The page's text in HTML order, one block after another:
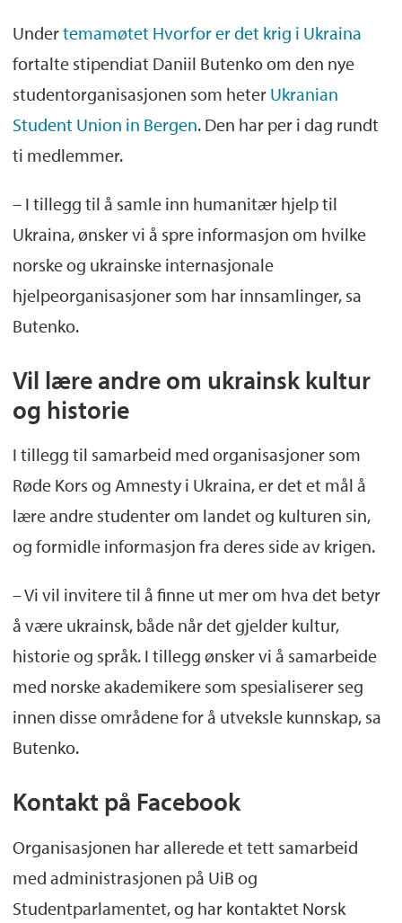
kontaktes på Facebook-siden deres
Undertemamøtet Hvorfor er det krig i Ukraina
fortalte stipendiat Daniil Butenko om den nye
studentorganisasjonen som heter Ukranian
Student Union in Bergen. Den har per i dag rundt
ti medlemmer.
– I tillegg til å samle inn humanitær hjelp til
Ukraina, ønsker vi å spre informasjon om hvilke
norske og ukrainske internasjonale
hjelpeorganisasjoner som har innsamlinger, sa
Butenko.
Vil lære andre om ukrainsk kultur
og historie
I tillegg til samarbeid med organisasjoner som
Røde Kors og Amnesty i Ukraina, er det et mål å
lære andre studenter om landet og kulturen sin,
og formidle informasjon fra deres side av krigen.
– Vi vil invitere til å finne ut mer om hva det betyr
å være ukrainsk, både når det gjelder kultur,
historie og språk. I tillegg ønsker vi å samarbeide
med norske akademikere som spesialiserer seg
innen disse områdene for å utveksle kunnskap, sa
Butenko.
Kontakt på Facebook
Organisasjonen har allerede et tett samarbeid
med administrasjonen på UiB og
Studentparlamentet, og har kontaktet Norsk